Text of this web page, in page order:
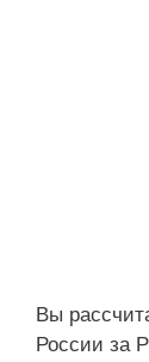
Вы
России за